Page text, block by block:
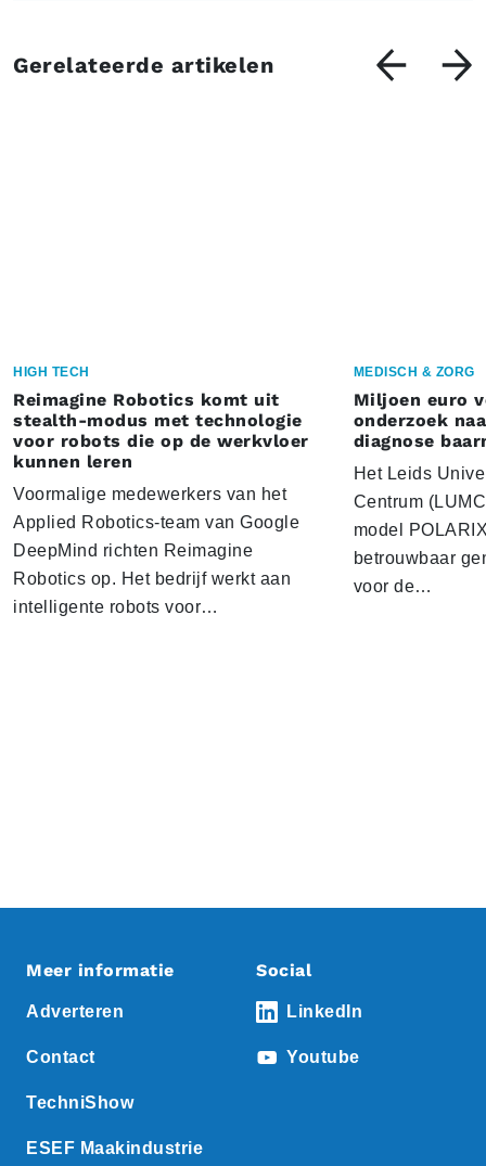
Gerelateerde artikelen
HIGH TECH
Reimagine Robotics komt uit
stealth-modus met technologie
voor robots die op de werkvloer
kunnen leren
Voormalige medewerkers van het
Applied Robotics-team van Google
DeepMind richten Reimagine
Robotics op. Het bedrijf werkt aan
intelligente robots voor…
MEDISCH & ZORG
Miljoen euro
onderzoek
diagnose
Het Leids
Centrum
model
betrouwbaar
voor de…
Meer informatie
Adverteren
Contact
TechniShow
ESEF Maakindustrie
Social
LinkedIn
Youtube